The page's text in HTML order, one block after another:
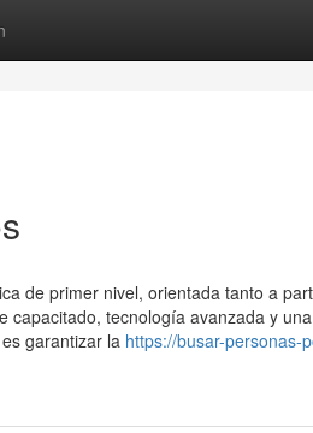
de primer nivel, orientada tanto a
capacitado, tecnología avanzada y una
garantizar la https://busar-personas-